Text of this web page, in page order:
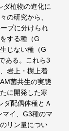
ダ植物の進化に
の研究から、
プに分けられ
する種（G
じない種（G
ある。これら3
岩上・樹上着
菌共生の実態
に開発した寒
ダ配偶体種とＡ
マイ、G3種のマ
リン量につい